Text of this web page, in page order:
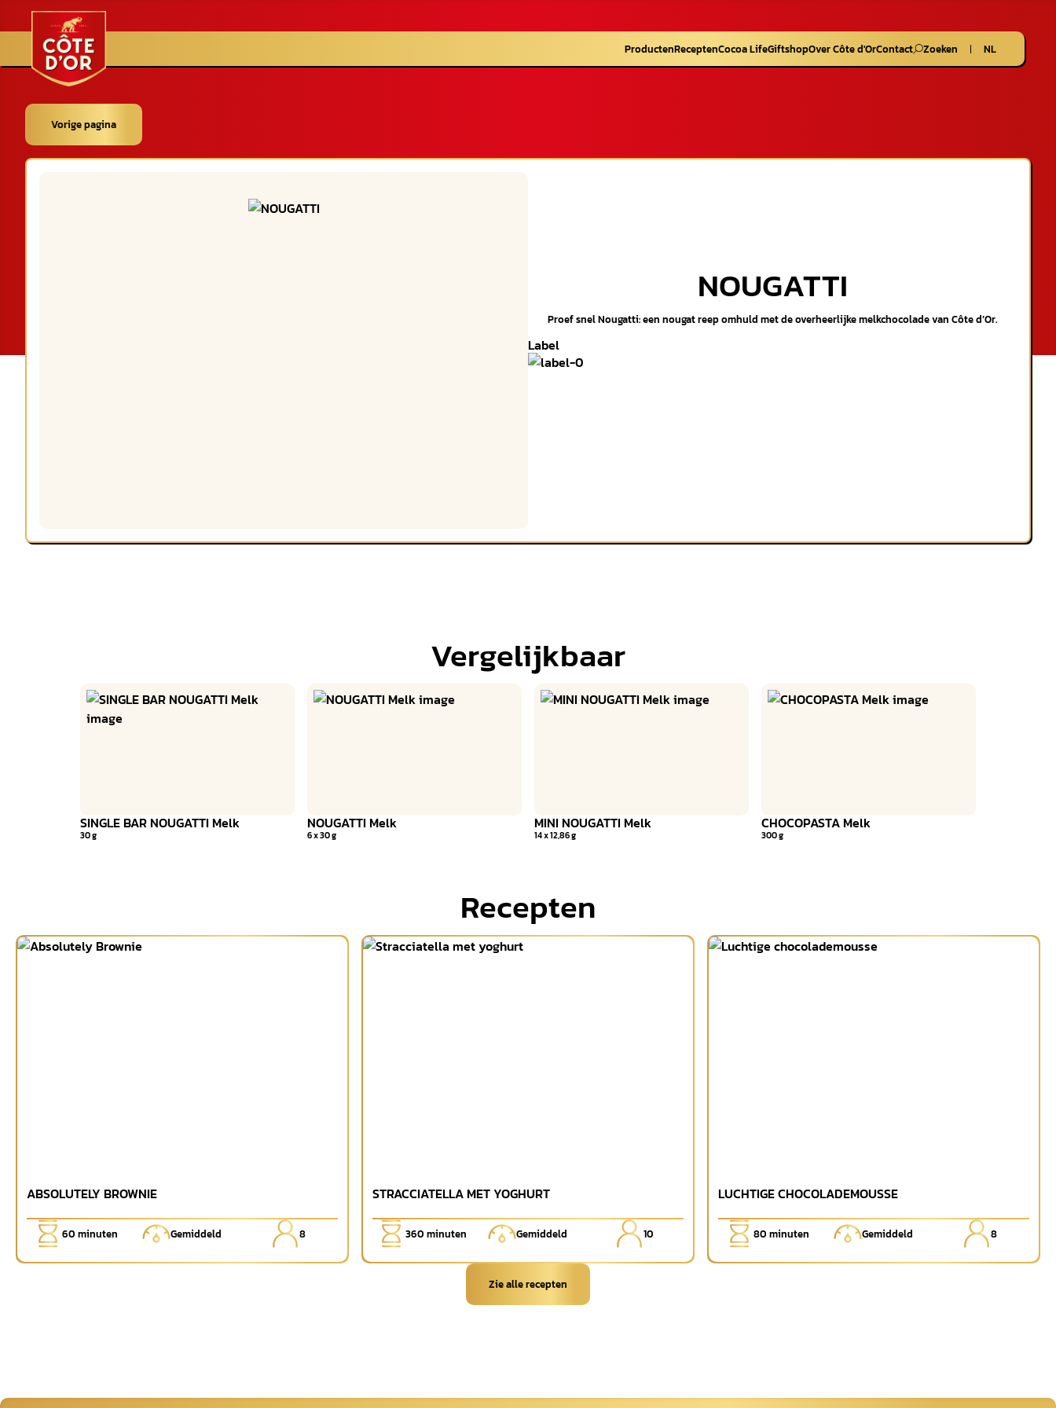
ProductenReceptenCocoa LifeGiftshopOver Côte d'OrContact Zoeken NL
Vorige pagina
NOUGATTI
Proef snel Nougatti: een nougat reep omhuld met de overheerlijke melkchocolade van Côte d’Or.
Label
Vergelijkbaar
SINGLE BAR NOUGATTI Melk
30 g
NOUGATTI Melk
6 x 30 g
MINI NOUGATTI Melk
14 x 12,86 g
CHOCOPASTA Melk
300 g
Recepten
ABSOLUTELY BROWNIE
60 minuten Gemiddeld 8
STRACCIATELLA MET YOGHURT
360 minuten Gemiddeld 10
LUCHTIGE CHOCOLADEMOUSSE
80 minuten Gemiddeld 8
Zie alle recepten